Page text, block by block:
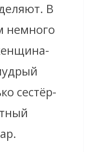
В
немного
сестёр-